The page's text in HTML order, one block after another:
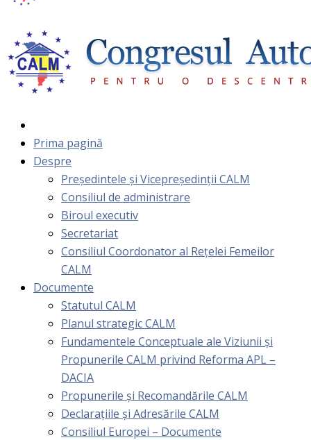
Prima pagină
Despre
Președintele și Vicepreședinții CALM
Consiliul de administrare
Biroul executiv
Secretariat
Consiliul Coordonator al Rețelei Femeilor
CALM
Documente
Statutul CALM
Planul strategic CALM
Fundamentele Conceptuale ale Viziunii și
Propunerile CALM privind Reforma APL –
DACIA
Propunerile și Recomandările CALM
Declarațiile și Adresările CALM
Consiliul Europei – Documente